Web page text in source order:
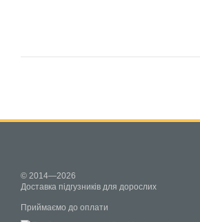
© 2014—2026
Доставка підгузників для дорослих
Приймаємо до оплати